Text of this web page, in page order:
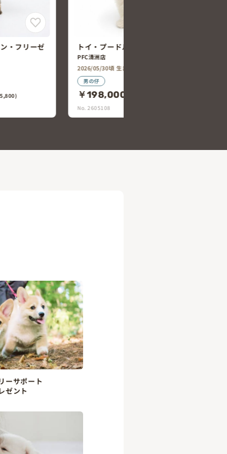
ン・フリー
トイ・プードル×ビション・フリー
ゼ
ペットエキスポ豊橋汐田橋店
2026/05/30頃 生まれ
男の仔
￥200,000
No. 2605107
ーサポート
ゼント